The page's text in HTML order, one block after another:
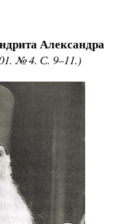
Александра
№ 4. С. 9–11.)